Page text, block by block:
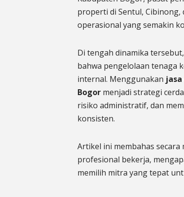
properti di Sentul,
operasional yang semakin
Di tengah dinamika
bahwa pengelolaan tenaga
internal. Menggunakan
Bogor menjadi strategi
risiko administratif, dan
konsisten.
Artikel ini membahas
profesional bekerja,
memilih mitra yang tepat